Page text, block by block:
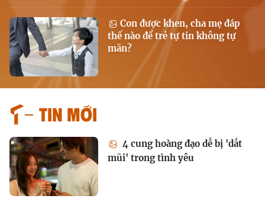
Con được khen, cha mẹ đáp
thế nào để trẻ tự tin không tự
mãn?
Tin mới
4 cung hoàng đạo dễ bị 'dắt
mũi' trong tình yêu